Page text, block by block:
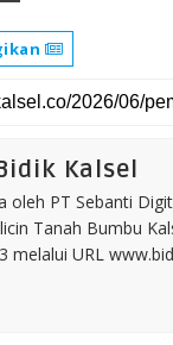
Kalsel
oleh PT Sebanti
Tanah Bumbu
melalui URL